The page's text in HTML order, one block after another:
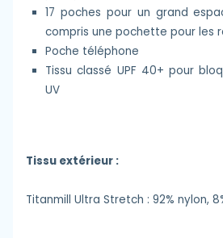
17 poches pour un grand
compris une pochette pour les
Poche téléphone
Tissu classé UPF 40+ pour
UV
Tissu extérieur :
Titanmill Ultra Stretch : 92% nylon,